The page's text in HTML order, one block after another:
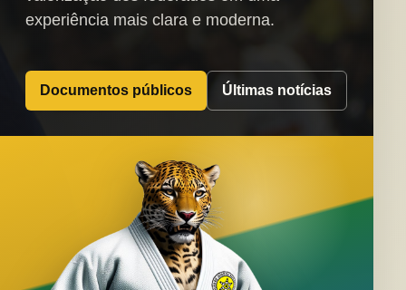
experiência mais clara e moderna.
Documentos públicos Últimas notícias